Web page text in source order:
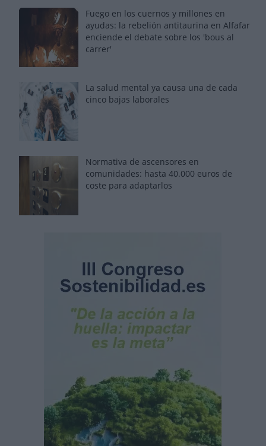
Fuego en los cuernos y millones en
ayudas: la rebelión antitaurina en Alfafar
enciende el debate sobre los 'bous al
carrer'
La salud mental ya causa una de cada
cinco bajas laborales
Normativa de ascensores en
comunidades: hasta 40.000 euros de
coste para adaptarlos